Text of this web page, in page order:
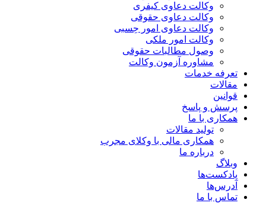
وکالت دعاوی کیفری
وکالت دعاوی حقوقی
وکالت دعاوی امور حِسبی
وکالت امور ملکی
وصول مطالبات حقوقی
مشاوره آزمون وکالت
تعرفه خدمات
مقالات
قوانین
پرسش و پاسخ
همکاری با ما
تولید مقالات
همکاری مالی با وکلای مجرب
درباره ما
وبلاگ
پادکست‌ها
آدرس‌ها
تماس با ما